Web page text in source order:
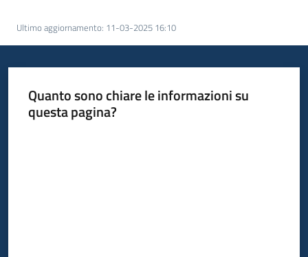
Opportunità
attività
Ultimo aggiornamento: 11-03-2025 16:10
Quanto sono chiare le informazioni su
questa pagina?